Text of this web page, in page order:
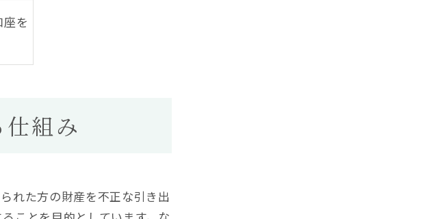
を
組み
れた方の財産を不正な引き出